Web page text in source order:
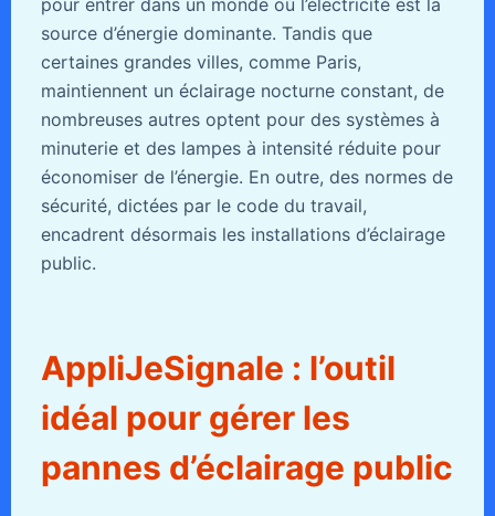
pour entrer dans un monde où l’électricité est la
source d’énergie dominante. Tandis que
certaines grandes villes, comme Paris,
maintiennent un éclairage nocturne constant, de
nombreuses autres optent pour des systèmes à
minuterie et des lampes à intensité réduite pour
économiser de l’énergie. En outre, des normes de
sécurité, dictées par le code du travail,
encadrent désormais les installations d’éclairage
public.
AppliJeSignale : l’outil
idéal pour gérer les
pannes d’éclairage public